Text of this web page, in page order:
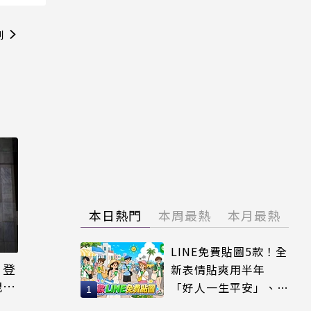
本日熱門 本周最熱 本月最熱
LINE免費貼圖5款！全
新表情貼爽用半年
「好人一生平安」、